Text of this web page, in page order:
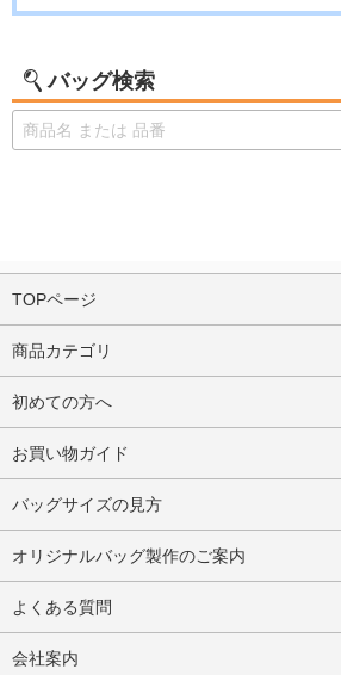
バッグ検索
TOPページ
商品カテゴリ
初めての方へ
お買い物ガイド
バッグサイズの見方
オリジナルバッグ製作のご案内
よくある質問
会社案内